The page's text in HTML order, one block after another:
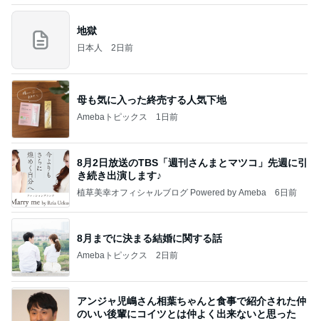
地獄
日本人 2日前
母も気に入った終売する人気下地
Amebaトピックス 1日前
8月2日放送のTBS「週刊さんまとマツコ」先週に引
き続き出演します♪
植草美幸オフィシャルブログ Powered by Ameba 6日前
8月までに決まる結婚に関する話
Amebaトピックス 2日前
アンジャ児嶋さん相葉ちゃんと食事で紹介された仲
のいい後輩にコイツとは仲よく出来ないと思った